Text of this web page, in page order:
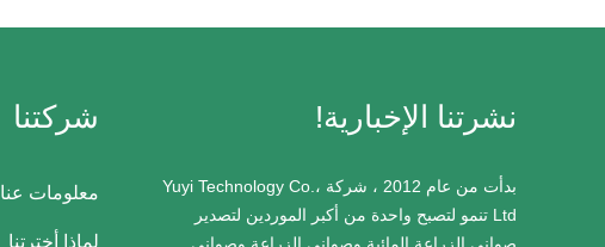
شركتنا
معلومات عنا
لماذا أخترتنا
نشرتنا الإخبارية!
بدأت من عام 2012 ، شركة Yuyi Technology Co.،
Ltd تنمو لتصبح واحدة من أكبر الموردين لتصدير